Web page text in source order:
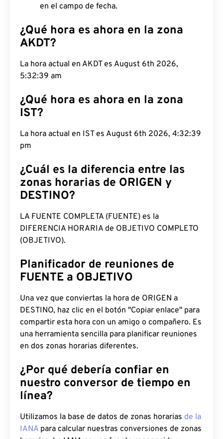
en el campo de fecha.
¿Qué hora es ahora en la zona
AKDT?
La hora actual en AKDT es August 6th 2026,
5:32:39 am
¿Qué hora es ahora en la zona
IST?
La hora actual en IST es August 6th 2026, 4:32:39
pm
¿Cuál es la diferencia entre las
zonas horarias de ORIGEN y
DESTINO?
LA FUENTE COMPLETA (FUENTE) es la
DIFERENCIA HORARIA de OBJETIVO COMPLETO
(OBJETIVO).
Planificador de reuniones de
FUENTE a OBJETIVO
Una vez que conviertas la hora de ORIGEN a
DESTINO, haz clic en el botón "Copiar enlace" para
compartir esta hora con un amigo o compañero. Es
una herramienta sencilla para planificar reuniones
en dos zonas horarias diferentes.
¿Por qué debería confiar en
nuestro conversor de tiempo en
línea?
Utilizamos la base de datos de zonas horarias de la
IANA para calcular nuestras conversiones de zonas